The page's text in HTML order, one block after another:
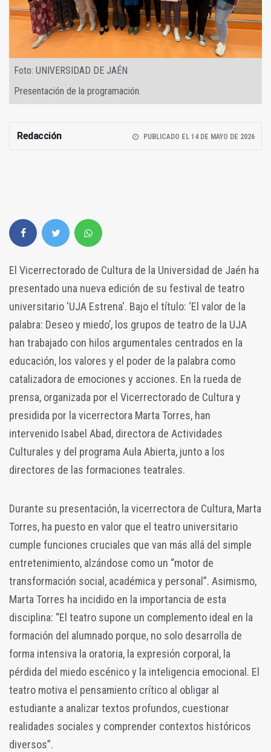
Foto: UNIVERSIDAD DE JAÉN
Presentación de la programación.
Redacción PUBLICADO EL 14 DE MAYO DE 2026
El Vicerrectorado de Cultura de la Universidad de Jaén ha
presentado una nueva edición de su festival de teatro
universitario 'UJA Estrena'. Bajo el título: ‘El valor de la
palabra: Deseo y miedo’, los grupos de teatro de la UJA
han trabajado con hilos argumentales centrados en la
educación, los valores y el poder de la palabra como
catalizadora de emociones y acciones. En la rueda de
prensa, organizada por el Vicerrectorado de Cultura y
presidida por la vicerrectora Marta Torres, han
intervenido Isabel Abad, directora de Actividades
Culturales y del programa Aula Abierta, junto a los
directores de las formaciones teatrales.
Durante su presentación, la vicerrectora de Cultura, Marta
Torres, ha puesto en valor que el teatro universitario
cumple funciones cruciales que van más allá del simple
entretenimiento, alzándose como un “motor de
transformación social, académica y personal”. Asimismo,
Marta Torres ha incidido en la importancia de esta
disciplina: “El teatro supone un complemento ideal en la
formación del alumnado porque, no solo desarrolla de
forma intensiva la oratoria, la expresión corporal, la
pérdida del miedo escénico y la inteligencia emocional. El
teatro motiva el pensamiento crítico al obligar al
estudiante a analizar textos profundos, cuestionar
realidades sociales y comprender contextos históricos
diversos”.